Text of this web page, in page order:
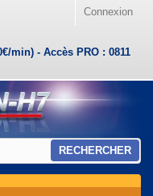
Connexion
min) - Accès PRO : 0811
RECHERCHER